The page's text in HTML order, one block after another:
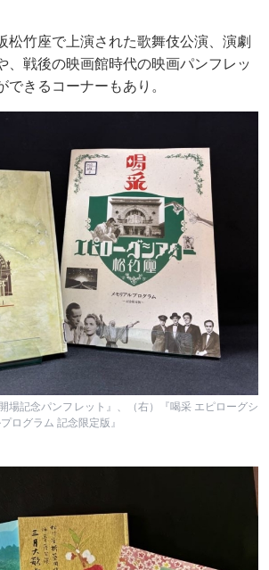
松竹座で上演された歌舞伎公演、演劇
、戦後の映画館時代の映画パンフレッ
できるコーナーもあり。
場記念パンフレット』、（右）『喝采 エピローグシ
ログラム 記念限定版』